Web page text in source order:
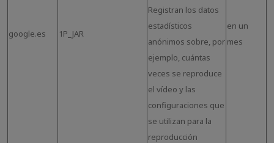
google.es 1P_JAR
Registran los datos
estadísticos
anónimos sobre, por
ejemplo, cuántas
veces se reproduce
el vídeo y las
configuraciones que
se utilizan para la
reproducción
en un
mes